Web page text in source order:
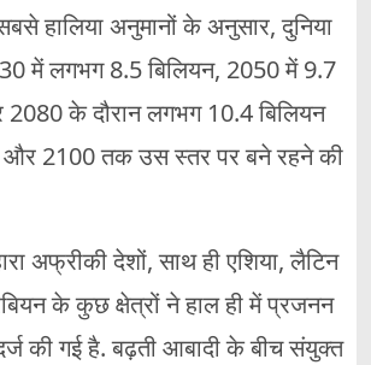
हालिया अनुमानों के अनुसार, दुनिया
में लगभग 8.5 बिलियन, 2050 में 9.7
2080 के दौरान लगभग 10.4 बिलियन
2100 तक उस स्तर पर बने रहने की
अफ्रीकी देशों, साथ ही एशिया, लैटिन
के कुछ क्षेत्रों ने हाल ही में प्रजनन
दर्ज की गई है. बढ़ती आबादी के बीच संयुक्त